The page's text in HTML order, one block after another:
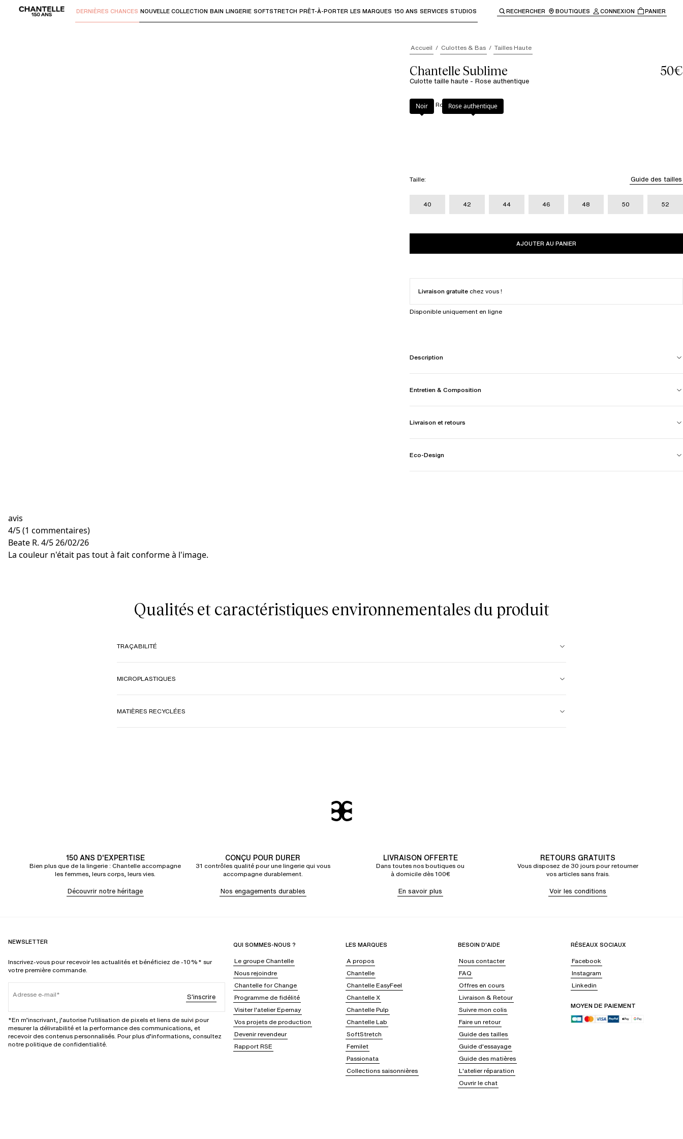
Utilisez "Flèche bas" ou "Entrer" pour accéder aux sous-menus et "Flèche haut" ou "Échap" pour revenir à la navigation principale.
DERNIÈRES CHANCES NOUVELLE COLLECTION BAIN LINGERIE SOFTSTRETCH PRÊT-À-PORTER LES MARQUES 150 ANS SERVICES STUDIOS RECHERCHER BOUTIQUES CONNEXION PANIER
Accueil Culottes & Bas Tailles Haute
Chantelle Sublime
Culotte taille haute - Rose authentique
50€
Couleur Rose authentique
Noir Rose authentique
Taille: Guide des tailles
40 42 44 46 48 50 52
AJOUTER AU PANIER
Livraison gratuite chez vous !
Disponible uniquement en ligne
Description
Entretien & Composition
Livraison et retours
Eco-Design
avis
4/5(1 commentaires)
Beate R. 4/526/02/26
La couleur n'était pas tout à fait conforme à l'image.
Qualités et caractéristiques environnementales du produit
TRAÇABILITÉ
MICROPLASTIQUES
MATIÈRES RECYCLÉES
150 ANS D'EXPERTISE
Bien plus que de la lingerie : Chantelle accompagne
les femmes, leurs corps, leurs vies.
Découvrir notre héritage
CONÇU POUR DURER
31 contrôles qualité pour une lingerie qui vous
accompagne durablement.
Nos engagements durables
LIVRAISON OFFERTE
Dans toutes nos boutiques ou
à domicile dès 100€
En savoir plus
RETOURS GRATUITS
Vous disposez de 30 jours pour retourner
vos articles sans frais.
Voir les conditions
NEWSLETTER
Inscrivez-vous pour recevoir les actualités et bénéficiez de -10%* sur
votre première commande.
Adresse e-mail S'inscrire
*En m’inscrivant, j’autorise l’utilisation de pixels et liens de suivi pour
mesurer la délivrabilité et la performance des communications, et
recevoir des contenus personnalisés. Pour plus d’informations, consultez
notre politique de confidentialité.
QUI SOMMES-NOUS ?
Le groupe Chantelle
Nous rejoindre
Chantelle for Change
Programme de fidélité
Visiter l'atelier Epernay
Vos projets de production
Devenir revendeur
Rapport RSE
LES MARQUES
A propos
Chantelle
Chantelle EasyFeel
Chantelle X
Chantelle Pulp
Chantelle Lab
SoftStretch
Femilet
Passionata
Collections saisonnières
BESOIN D'AIDE
Nous contacter
FAQ
Offres en cours
Livraison & Retour
Suivre mon colis
Faire un retour
Guide des tailles
Guide d'essayage
Guide des matières
L'atelier réparation
Ouvrir le chat
RÉSEAUX SOCIAUX
Facebook
Instagram
Linkedin
MOYEN DE PAIEMENT